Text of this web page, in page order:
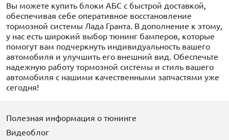
Вы можете купить блоки АБС с быстрой доставкой,
обеспечивая себе оперативное восстановление
тормозной системы Лада Гранта. В дополнение к этому,
у нас есть широкий выбор тюнинг бамперов, которые
помогут вам подчеркнуть индивидуальность вашего
автомобиля и улучшить его внешний вид. Обеспечьте
надежную работу тормозной системы и стиль вашего
автомобиля с нашими качественными запчастями уже
сегодня!
Полезная информация о тюнинге
Видеоблог